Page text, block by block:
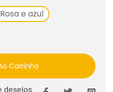
Rosa e azul
Carrinho
desejos